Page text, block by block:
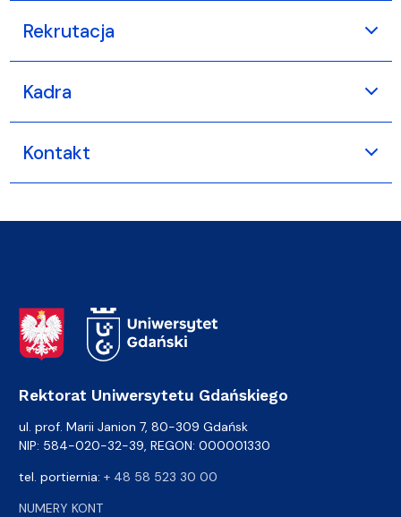
Rekrutacja
Kadra
Kontakt
Adres Rektoratu
Rektorat Uniwersytetu Gdańskiego
ul. prof. Marii Janion 7, 80-309 Gdańsk
NIP: 584-020-32-39, REGON: 000001330
tel. portiernia: + 48 58 523 30 00
NUMERY KONT